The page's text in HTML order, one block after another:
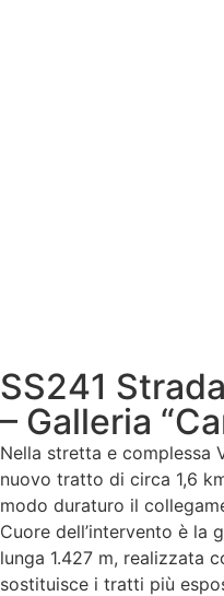
SS241
– Galleria
Nella stretta e complessa
nuovo tratto di circa 1,6
modo duraturo il
Cuore dell’intervento è la
lunga 1.427 m, realizzata
sostituisce i tratti più